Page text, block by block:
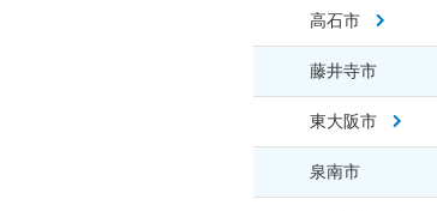
高石市
藤井寺市
東大阪市
泉南市